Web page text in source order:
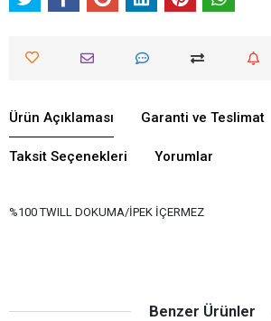
Ürün Açıklaması Garanti ve Teslimat
Taksit Seçenekleri Yorumlar
%100 TWILL DOKUMA/İPEK İÇERMEZ
Benzer Ürünler